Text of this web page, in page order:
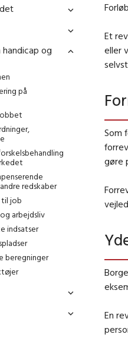
og
på
redskaber
job
arbejdsliv
indsatser
beregninger
Et
eller
Som
gøre
En